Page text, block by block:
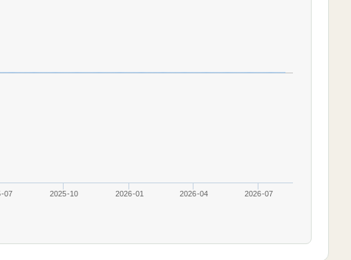
07 2025-10 2026-01 2026-04 2026-07